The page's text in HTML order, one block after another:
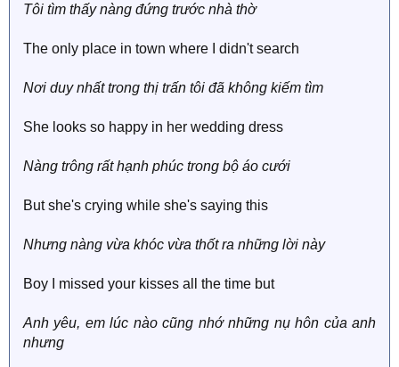
Tôi tìm thấy nàng đứng trước nhà thờ
The only place in town where I didn't search
Nơi duy nhất trong thị trấn tôi đã không kiếm tìm
She looks so happy in her wedding dress
Nàng trông rất hạnh phúc trong bộ áo cưới
But she's crying while she's saying this
Nhưng nàng vừa khóc vừa thốt ra những lời này
Boy I missed your kisses all the time but
Anh yêu, em lúc nào cũng nhớ những nụ hôn của anh
nhưng